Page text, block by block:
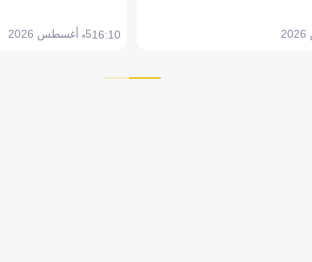
16:105 أغسطس 2026